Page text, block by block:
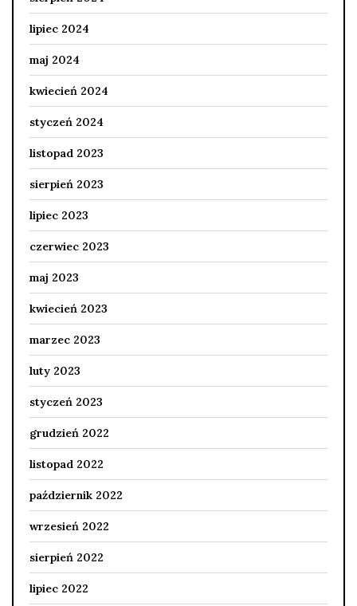
lipiec 2024
maj 2024
kwiecień 2024
styczeń 2024
listopad 2023
sierpień 2023
lipiec 2023
czerwiec 2023
maj 2023
kwiecień 2023
marzec 2023
luty 2023
styczeń 2023
grudzień 2022
listopad 2022
październik 2022
wrzesień 2022
sierpień 2022
lipiec 2022